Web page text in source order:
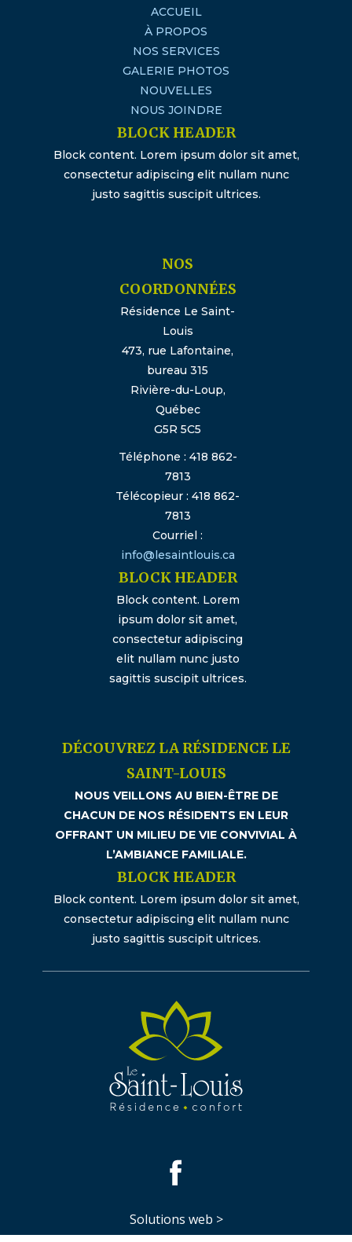
ACCUEIL
À PROPOS
NOS SERVICES
GALERIE PHOTOS
NOUVELLES
NOUS JOINDRE
BLOCK HEADER
Block content. Lorem ipsum dolor sit amet,
consectetur adipiscing elit nullam nunc
justo sagittis suscipit ultrices.
NOS
COORDONNÉES
Résidence Le Saint-
Louis
473, rue Lafontaine,
bureau 315
Rivière-du-Loup,
Québec
G5R 5C5
Téléphone : 418 862-
7813
Télécopieur : 418 862-
7813
Courriel :
info@lesaintlouis.ca
BLOCK HEADER
Block content. Lorem
ipsum dolor sit amet,
consectetur adipiscing
elit nullam nunc justo
sagittis suscipit ultrices.
DÉCOUVREZ LA RÉSIDENCE LE
SAINT-LOUIS
NOUS VEILLONS AU BIEN-ÊTRE DE
CHACUN DE NOS RÉSIDENTS EN LEUR
OFFRANT UN MILIEU DE VIE CONVIVIAL À
L’AMBIANCE FAMILIALE.
BLOCK HEADER
Block content. Lorem ipsum dolor sit amet,
consectetur adipiscing elit nullam nunc
justo sagittis suscipit ultrices.
Solutions web >